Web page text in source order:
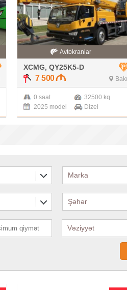
Avtokranlar
XCMG, QY25K5-D
7 500 Bakı
0 saat
32500 kq
2025 model
Dizel
Marka
Şəhər
Vəziyyət